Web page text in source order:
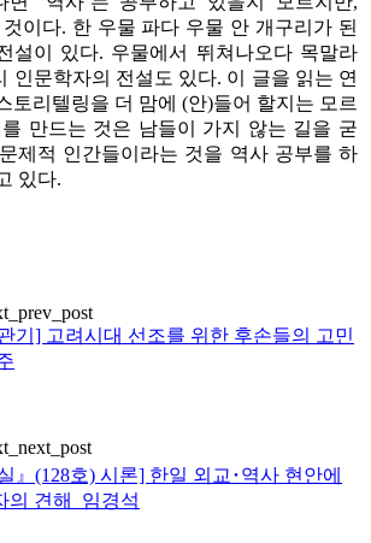
것이다. 한 우물 파다 우물 안 개구리가 된
설이 있다. 우물에서 뛰쳐나오다 목말라
인문학자의 전설도 있다. 이 글을 읽는 연
토리텔링을 더 맘에 (안)들어 할지는 모르
만드는 것은 남들이 가지 않는 길을 굳
제적 인간들이라는 것을 역사 공부를 하
있다.
기] 고려시대 선조를 위한 후손들의 고민
』(128호) 시론] 한일 외교･역사 현안에
의 견해_임경석